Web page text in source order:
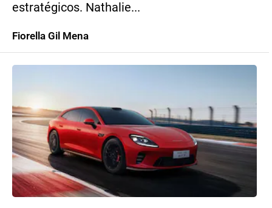
estratégicos. Nathalie...
Fiorella Gil Mena